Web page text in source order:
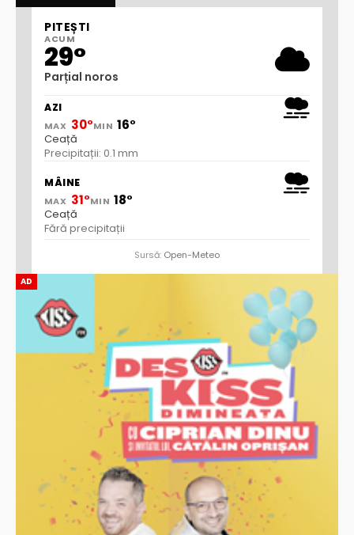
AD
PITEȘTI
ACUM
29°
Parțial noros
AZI
MAX 30°MIN 16°
Ceață
Precipitații: 0.1 mm
MÂINE
MAX 31°MIN 18°
Ceață
Fără precipitații
Sursă: Open-Meteo